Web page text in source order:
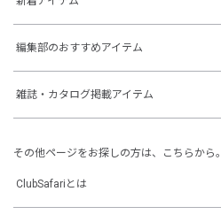
編集部のおすすめアイテム
雑誌・カタログ掲載アイテム
その他ページをお探しの方は、こちらから。
ClubSafariとは